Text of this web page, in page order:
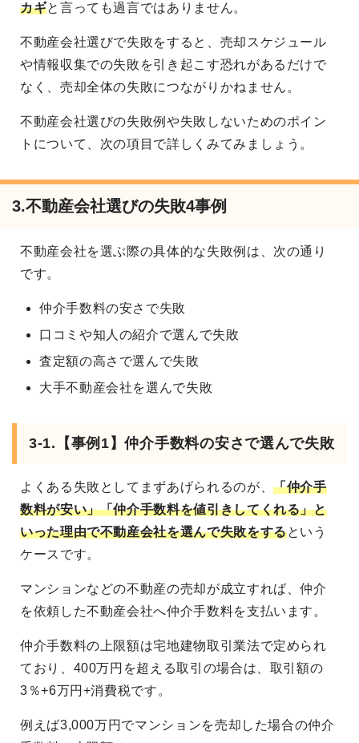
カギと言っても過言ではありません。
不動産会社選びで失敗をすると、売却スケジュール
や情報収集での失敗を引き起こす恐れがあるだけで
なく、売却全体の失敗につながりかねません。
不動産会社選びの失敗例や失敗しないためのポイン
トについて、次の項目で詳しくみてみましょう。
3.不動産会社選びの失敗4事例
不動産会社を選ぶ際の具体的な失敗例は、次の通り
です。
仲介手数料の安さで失敗
口コミや知人の紹介で選んで失敗
査定額の高さで選んで失敗
大手不動産会社を選んで失敗
3-1.【事例1】仲介手数料の安さで選んで失敗
よくある失敗としてまずあげられるのが、「仲介手
数料が安い」「仲介手数料を値引きしてくれる」と
いった理由で不動産会社を選んで失敗をするという
ケースです。
マンションなどの不動産の売却が成立すれば、仲介
を依頼した不動産会社へ仲介手数料を支払います。
仲介手数料の上限額は宅地建物取引業法で定められ
ており、400万円を超える取引の場合は、取引額の
3％+6万円+消費税です。
例えば3,000万円でマンションを売却した場合の仲介